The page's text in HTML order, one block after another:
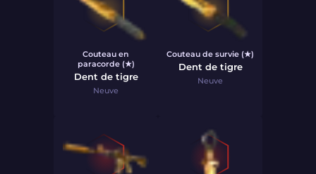
Couteau en
paracorde (★)
Dent de tigre
Neuve
Couteau de survie (★)
Dent de tigre
Neuve